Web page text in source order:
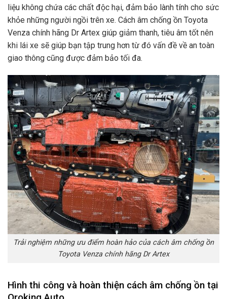
liệu không chứa các chất độc hại, đảm bảo lành tính cho sức
khỏe những người ngồi trên xe. Cách âm chống ồn Toyota
Venza chính hãng Dr Artex giúp giảm thanh, tiêu âm tốt nên
khi lái xe sẽ giúp bạn tập trung hơn từ đó vấn đề về an toàn
giao thông cũng được đảm bảo tối đa.
Trải nghiệm những ưu điểm hoàn hảo của cách âm chống ồn
Toyota Venza chính hãng Dr Artex
Hình thi công và hoàn thiện cách âm chống ồn tại